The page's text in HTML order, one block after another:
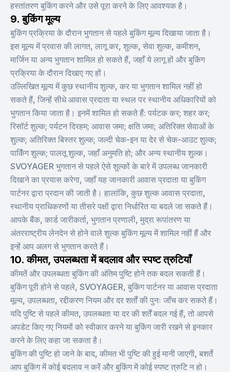
हस्तांतरण बुकिंग करने और उसे पूरा करने के लिए आवश्यक है।
9. बुकिंग मूल्य
बुकिंग प्रक्रिया के दौरान भुगतान से पहले बुकिंग मूल्य दिखाया जाता है।
इस मूल्य में प्रवास की लागत, लागू कर, शुल्क, सेवा शुल्क, कमीशन,
मार्जिन या अन्य भुगतान शामिल हो सकते हैं, जहाँ ये लागू हों और बुकिंग
प्रक्रिया के दौरान दिखाए गए हों।
उल्लिखित मूल्य में कुछ स्थानीय शुल्क, कर या भुगतान शामिल नहीं हो
सकते हैं, जिन्हें सीधे आवास प्रदाता या स्थल पर स्थानीय अधिकारियों को
भुगतान किया जाता है। इनमें शामिल हो सकते हैं: पर्यटक कर; शहर कर;
रिसॉर्ट शुल्क; पर्यटन दिरहम; आवास जमा; क्षति जमा; अतिरिक्त सेवाओं के
शुल्क; अतिरिक्त बिस्तर शुल्क; जल्दी चेक-इन या देर से चेक-आउट शुल्क;
पार्किंग शुल्क; पालतू शुल्क, जहाँ अनुमति हो; और अन्य स्थानीय शुल्क।
SVOYAGER भुगतान से पहले ऐसे शुल्कों के बारे में उपलब्ध जानकारी
दिखाने का प्रयास करेगा, जहाँ यह जानकारी आवास प्रदाता या बुकिंग
पार्टनर द्वारा प्रदान की जाती है। हालांकि, कुछ शुल्क आवास प्रदाता,
स्थानीय प्राधिकरणों या तीसरे पक्षों द्वारा निर्धारित या बदले जा सकते हैं।
आपके बैंक, कार्ड जारीकर्ता, भुगतान प्रणाली, मुद्रा रूपांतरण या
अंतरराष्ट्रीय लेनदेन से होने वाले शुल्क बुकिंग मूल्य में शामिल नहीं हैं और
इन्हें आप अलग से भुगतान करते हैं।
10. कीमत, उपलब्धता में बदलाव और स्पष्ट त्रुटियाँ
कीमतें और उपलब्धता बुकिंग की अंतिम पुष्टि होने तक बदल सकती हैं।
बुकिंग पूरी होने से पहले, SVOYAGER, बुकिंग पार्टनर या आवास प्रदाता
मूल्य, उपलब्धता, रद्दीकरण नियम और दर शर्तों की पुनः जाँच कर सकते हैं।
यदि पुष्टि से पहले कीमत, उपलब्धता या दर की शर्तें बदल गई हैं, तो आपसे
अपडेट किए गए नियमों को स्वीकार करने या बुकिंग जारी रखने से इनकार
करने के लिए कहा जा सकता है।
बुकिंग की पुष्टि हो जाने के बाद, कीमत भी पुष्टि की हुई मानी जाएगी, बशर्ते
आप बुकिंग में कोई बदलाव न करें और बुकिंग में कोई स्पष्ट त्रुटि न हो।